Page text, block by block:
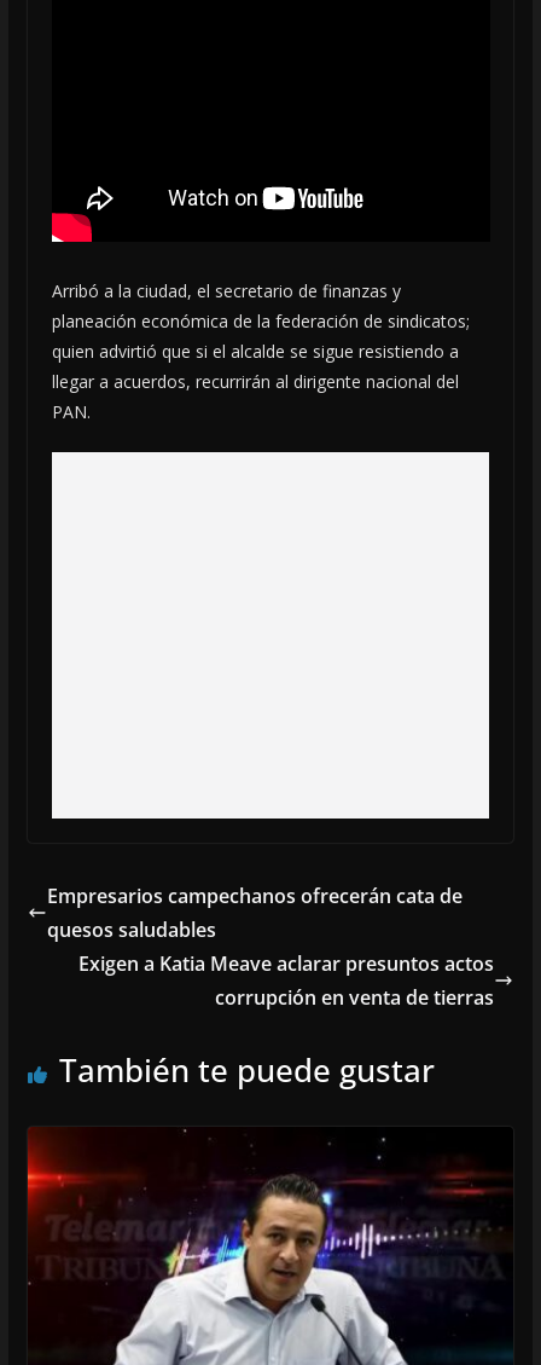
Arribó a la ciudad, el secretario de finanzas y
planeación económica de la federación de sindicatos;
quien advirtió que si el alcalde se sigue resistiendo a
llegar a acuerdos, recurrirán al dirigente nacional del
PAN.
Empresarios campechanos ofrecerán cata de
quesos saludables
Exigen a Katia Meave aclarar presuntos actos
corrupción en venta de tierras
También te puede gustar